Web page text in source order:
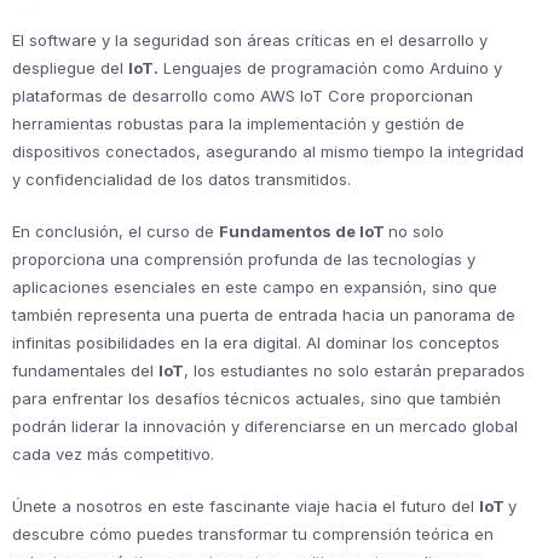
El software y la seguridad son áreas críticas en el desarrollo y
despliegue del IoT. Lenguajes de programación como Arduino y
plataformas de desarrollo como AWS IoT Core proporcionan
herramientas robustas para la implementación y gestión de
dispositivos conectados, asegurando al mismo tiempo la integridad
y confidencialidad de los datos transmitidos.
En conclusión, el curso de Fundamentos de IoT no solo
proporciona una comprensión profunda de las tecnologías y
aplicaciones esenciales en este campo en expansión, sino que
también representa una puerta de entrada hacia un panorama de
infinitas posibilidades en la era digital. Al dominar los conceptos
fundamentales del IoT, los estudiantes no solo estarán preparados
para enfrentar los desafíos técnicos actuales, sino que también
podrán liderar la innovación y diferenciarse en un mercado global
cada vez más competitivo.
Únete a nosotros en este fascinante viaje hacia el futuro del IoT y
descubre cómo puedes transformar tu comprensión teórica en